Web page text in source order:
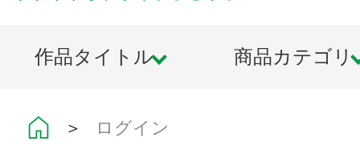
作品タイトル 商品カテゴリ
＞ ログイン